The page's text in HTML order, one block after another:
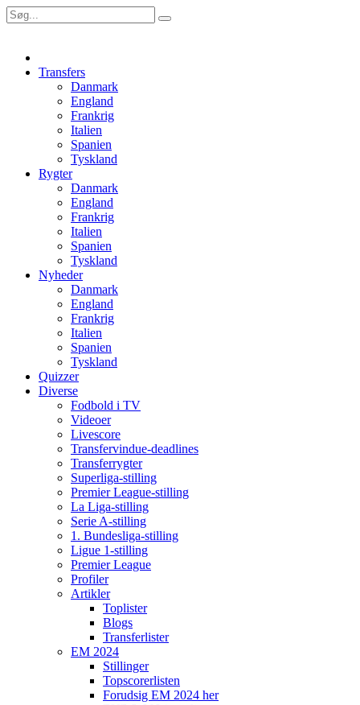
Transfers
Danmark
England
Frankrig
Italien
Spanien
Tyskland
Rygter
Danmark
England
Frankrig
Italien
Spanien
Tyskland
Nyheder
Danmark
England
Frankrig
Italien
Spanien
Tyskland
Quizzer
Diverse
Fodbold i TV
Videoer
Livescore
Transfervindue-deadlines
Transferrygter
Superliga-stilling
Premier League-stilling
La Liga-stilling
Serie A-stilling
1. Bundesliga-stilling
Ligue 1-stilling
Premier League
Profiler
Artikler
Toplister
Blogs
Transferlister
EM 2024
Stillinger
Topscorerlisten
Forudsig EM 2024 her